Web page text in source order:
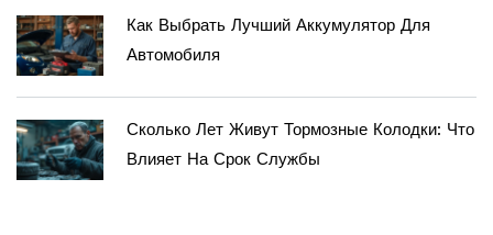
Как Выбрать Лучший Аккумулятор Для
Автомобиля
Сколько Лет Живут Тормозные Колодки: Что
Влияет На Срок Службы